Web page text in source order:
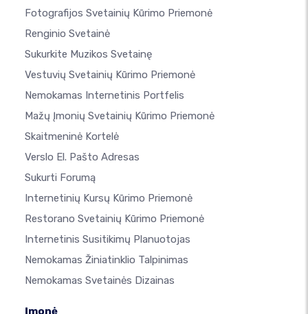
Fotografijos Svetainių Kūrimo Priemonė
Renginio Svetainė
Sukurkite Muzikos Svetainę
Vestuvių Svetainių Kūrimo Priemonė
Nemokamas Internetinis Portfelis
Mažų Įmonių Svetainių Kūrimo Priemonė
Skaitmeninė Kortelė
Verslo El. Pašto Adresas
Sukurti Forumą
Internetinių Kursų Kūrimo Priemonė
Restorano Svetainių Kūrimo Priemonė
Internetinis Susitikimų Planuotojas
Nemokamas Žiniatinklio Talpinimas
Nemokamas Svetainės Dizainas
Įmonė